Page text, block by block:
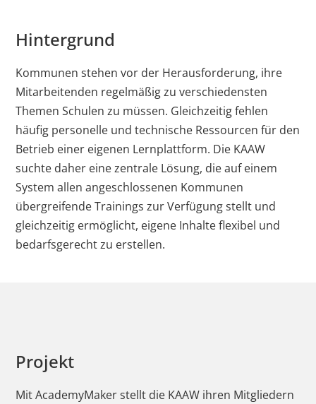
Hintergrund
Kommunen stehen vor der Herausforderung, ihre
Mitarbeitenden regelmäßig zu verschiedensten
Themen Schulen zu müssen. Gleichzeitig fehlen
häufig personelle und technische Ressourcen für den
Betrieb einer eigenen Lernplattform. Die KAAW
suchte daher eine zentrale Lösung, die auf einem
System allen angeschlossenen Kommunen
übergreifende Trainings zur Verfügung stellt und
gleichzeitig ermöglicht, eigene Inhalte flexibel und
bedarfsgerecht zu erstellen.
Projekt
Mit AcademyMaker stellt die KAAW ihren Mitgliedern